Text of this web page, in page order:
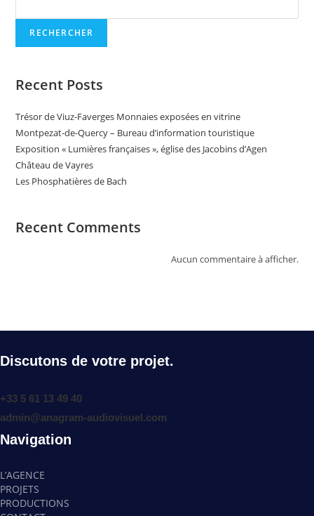
RECHERCHER
Recent Posts
Trésor de Viuz-Faverges Monnaies exposées en vitrine
Montpezat-de-Quercy – Bureau d’information touristique
Exposition « Lumières françaises », église des Jacobins d’Agen
Château de Vayres
Les Phosphatières de Bach
Recent Comments
Aucun commentaire à afficher.
Discutons de votre projet.
+33 5 61 13 49 40
admin@anagram-audiovisuel.com
Navigation
L’AGENCE
PROJETS
PRODUCTIONS